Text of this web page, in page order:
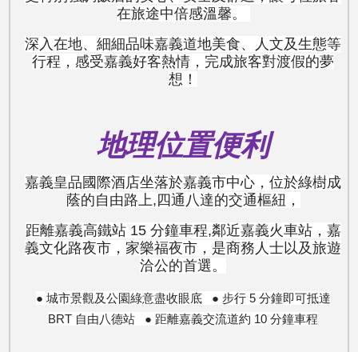
在旅途中倍感溫馨。
深入在地、細細品味嘉義道地美食、人文及生態等
行程，感受嘉義好客熱情，完成旅客對渡假的夢
想！
地理位置便利
嘉義皇品國際酒店坐落於嘉義市中心，位於綠樹成
蔭的自由路上,四通八達的交通樞紐，
距離嘉義高鐵站 15 分鐘車程,鄰近嘉義火車站，嘉
義文化路夜市，家樂福夜市，是商務人士以及旅遊
洽公的首選。
● 城市景觀及公園綠意盡收眼底 ● 步行 5 分鐘即可抵達
BRT 自由八德站 ● 距離嘉義交流道約 10 分鐘車程